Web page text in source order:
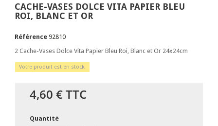
CACHE-VASES DOLCE VITA PAPIER BLEU
ROI, BLANC ET OR
Référence 92810
2 Cache-Vases Dolce Vita Papier Bleu Roi, Blanc et Or 24x24cm
Votre produit est en stock.
4,60 €TTC
Quantité